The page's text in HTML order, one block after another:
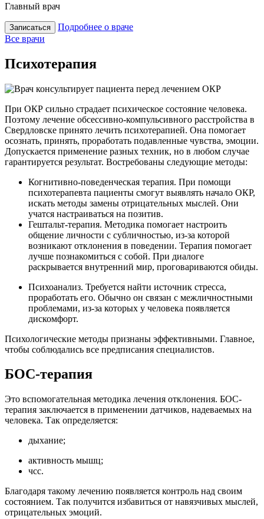
Главный врач
Записаться Подробнее о враче
Все врачи
Психотерапия
При ОКР сильно страдает психическое состояние человека.
Поэтому лечение обсессивно-компульсивного расстройства в
Свердловске принято лечить психотерапией. Она помогает
осознать, принять, проработать подавленные чувства, эмоции.
Допускается применение разных техник, но в любом случае
гарантируется результат. Востребованы следующие методы:
Когнитивно-поведенческая терапия. При помощи
психотерапевта пациенты смогут выявлять начало ОКР,
искать методы замены отрицательных мыслей. Они
учатся настраиваться на позитив.
Гештальт-терапия. Методика помогает настроить
общение личности с субличностью, из-за которой
возникают отклонения в поведении. Терапия помогает
лучше познакомиться с собой. При диалоге
раскрывается внутренний мир, проговариваются обиды.
Психоанализ. Требуется найти источник стресса,
проработать его. Обычно он связан с межличностными
проблемами, из-за которых у человека появляется
дискомфорт.
Психологические методы признаны эффективными. Главное,
чтобы соблюдались все предписания специалистов.
БОС-терапия
Это вспомогательная методика лечения отклонения. БОС-
терапия заключается в применении датчиков, надеваемых на
человека. Так определяется:
дыхание;
активность мышц;
чсс.
Благодаря такому лечению появляется контроль над своим
состоянием. Так получится избавиться от навязчивых мыслей,
отрицательных эмоций.